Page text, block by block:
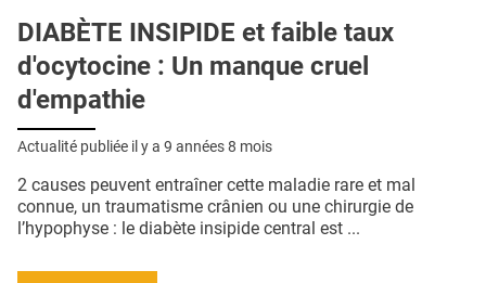
DIABÈTE INSIPIDE et faible taux
d'ocytocine : Un manque cruel
d'empathie
Actualité publiée il y a 9 années 8 mois
2 causes peuvent entraîner cette maladie rare et mal
connue, un traumatisme crânien ou une chirurgie de
l’hypophyse : le diabète insipide central est ...